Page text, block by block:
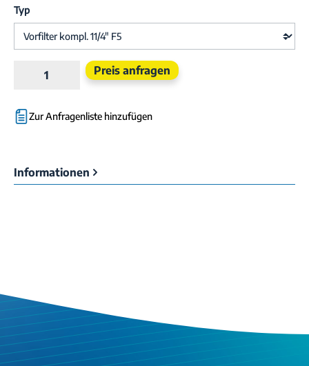
Typ
Produkt Anzahl: Gib den gewünschten
Preis anfragen
Zur Anfragenliste hinzufügen
Informationen